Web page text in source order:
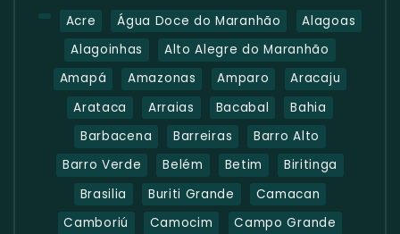
Acre Água Doce do Maranhão
Alagoas
Alagoinhas
Alto Alegre do Maranhão
Amapá
Amazonas Amparo
Aracaju
Arataca
Arraias Bacabal
Bahia
Barbacena
Barreiras
Barro Alto
Barro Verde
Belém Betim
Biritinga
Brasilia
Buriti Grande
Camacan
Camboriú
Camocim Campo Grande